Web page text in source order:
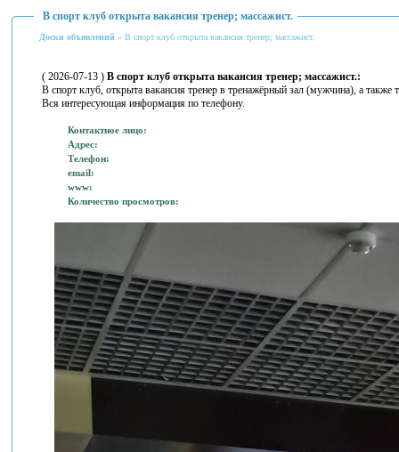
В спорт клуб открыта вакансия тренер; массажист.
Доски объявлений » В спорт клуб открыта вакансия тренер; массажист.
( 2026-07-13 ) В спорт клуб открыта вакансия тренер; массажист.:
В спорт клуб, открыта вакансия тренер в тренажёрный зал (мужчина), а также
Вся интересующая информация по телефону.
Контактное лицо:
Адрес:
Телефон:
email:
www:
Количество просмотров: